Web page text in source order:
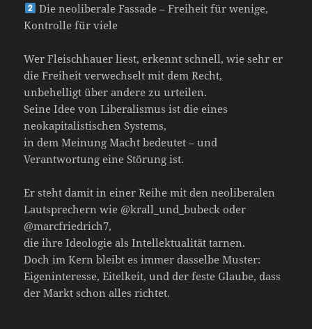
Die neoliberale Fassade – Freiheit für wenige,
Kontrolle für viele
Wer Fleischhauer liest, erkennt schnell, wie sehr er
die Freiheit verwechselt mit dem Recht,
unbehelligt über andere zu urteilen.
Seine Idee von Liberalismus ist die eines
neokapitalistischen Systems,
in dem Meinung Macht bedeutet – und
Verantwortung eine Störung ist.
Er steht damit in einer Reihe mit den neoliberalen
Lautsprechern wie @krall_und_bubeck oder
@marcfriedrich7,
die ihre Ideologie als Intellektualität tarnen.
Doch im Kern bleibt es immer dasselbe Muster:
Eigeninteresse, Eitelkeit, und der feste Glaube, dass
der Markt schon alles richtet.